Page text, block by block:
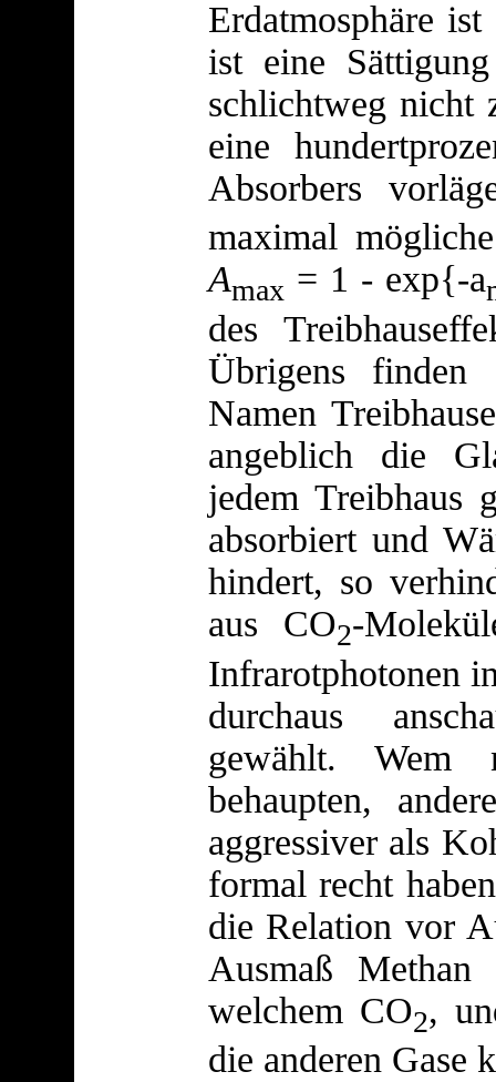
Erdatmosphäre
ist eine
schlichtweg nicht
eine
Absorbers
maximal
Amax = 1 - exp{-a
des
Übrigens finden
Namen
angeblich die
jedem Treibhaus
absorbiert und
hindert, so
aus CO2-
Infrarotphotonen
durchaus
gewählt.
behaupten,
aggressiver als
formal recht
die Relation vor
Ausmaß
welchem CO2,
die anderen Gase